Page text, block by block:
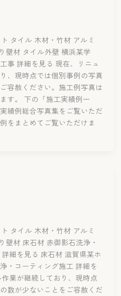
タイル 木材・竹材 アルミ
壁材 タイル外壁 横浜某学
事 詳細を見る 現在、リニュ
、現時点では個別事例の写真
容赦ください。施工例写真は
す。 下の「施工実績例一
績例総合写真集をご覧いただ
をまとめてご覧いただけま
タイル 木材・竹材 アルミ
壁材 床石材 赤御影石洗浄・
細を見る 床石材 滋賀県某ホ
・コーティング施工 詳細を
業が継続しており、現時点
数が少ないことをご容赦くだ